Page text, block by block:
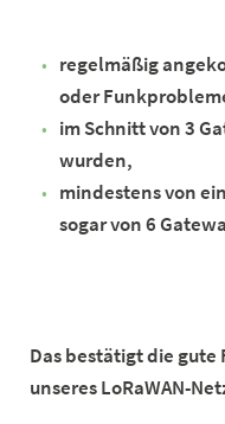
regelmäßig
oder
im Schnitt von 3
wurden,
mindestens von
sogar von 6
Das bestätigt die
unseres LoRaWAN-